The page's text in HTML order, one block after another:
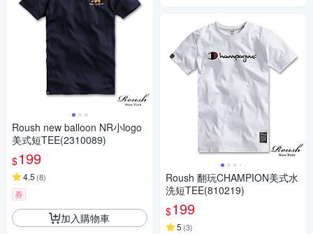
Roush new balloon NR小logo
美式短TEE(2310089)
$199
4.5 (8)
券
加入購物車
Roush 翻玩CHAMPION美式水
洗短TEE(810219)
$199
5 (3)